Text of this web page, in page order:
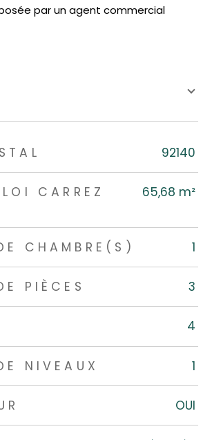
par un agent commercial
TRAD_ZEPHYR_Valeurs
92140
CARREZ
65,68 m²
CHAMBRE(S) 1
PIÈCES 3
4
NIVEAUX 1
OUI